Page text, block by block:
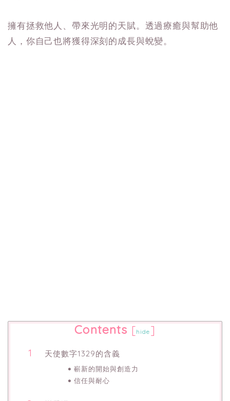
擁有拯救他人、帶來光明的天賦。透過療癒與幫助他
人，你自己也將獲得深刻的成長與蛻變。
Contents [hide ]
天使數字1329的含義
嶄新的開始與創造力
信任與耐心